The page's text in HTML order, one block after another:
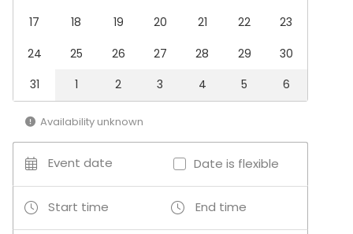
Venue type
Restaurant
Conference space
Board room
Bar / Lounge
17
18 19 20 21 22
23
24
25 26 27 28 29
30
31
1 2 3 4 5 6
Availability unknown
Event date Date is flexible
Start time End time